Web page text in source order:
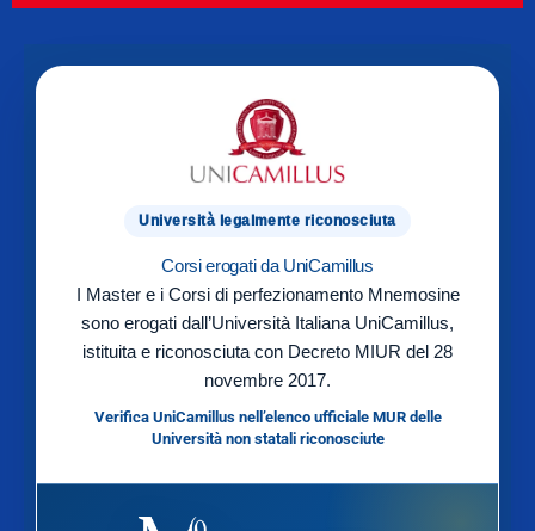
Università legalmente riconosciuta
Corsi erogati da UniCamillus
I Master e i Corsi di perfezionamento Mnemosine
sono erogati dall’Università Italiana UniCamillus,
istituita e riconosciuta con Decreto MIUR del 28
novembre 2017.
Verifica UniCamillus nell’elenco ufficiale MUR delle
Università non statali riconosciute